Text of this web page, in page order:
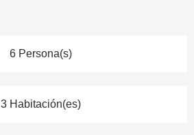
6 Persona(s)
3 Habitación(es)